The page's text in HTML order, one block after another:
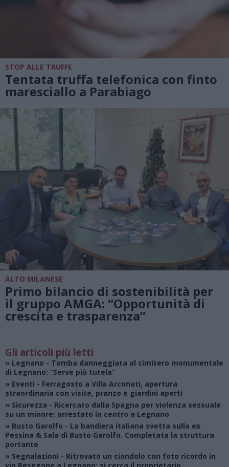
STOP ALLE TRUFFE
Tentata truffa telefonica con finto
maresciallo a Parabiago
ALTO MILANESE
Primo bilancio di sostenibilità per
il gruppo AMGA: “Opportunità di
crescita e trasparenza”
Gli articoli più letti
» Legnano - Tomba danneggiata al cimitero monumentale
di Legnano: “Serve più tutela”
» Eventi - Ferragosto a Villa Arconati, apertura
straordinaria con visite, pranzo e giardini aperti
» Sicurezza - Ricercato dalla Spagna per violenza sessuale
su un minore: arrestato in centro a Legnano
» Busto Garolfo - La bandiera italiana svetta sulla ex
Pessina & Sala di Busto Garolfo. Completata la struttura
portante
» Segnalazioni - Ritrovato un ciondolo con foto ricordo in